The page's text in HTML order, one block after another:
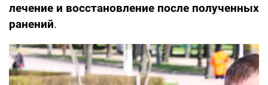
лечение и восстановление после полученных
ранений.